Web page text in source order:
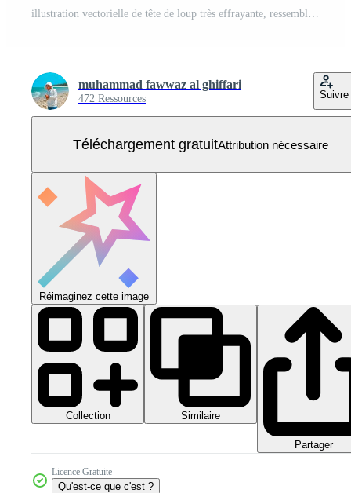
illustration vectorielle de tête de loup très effrayante, ressemble à un extraterrestre Vecteur Gratuit
muhammad fawwaz al ghiffari
472 Ressources Suivre
Téléchargement gratuitAttribution nécessaire
Réimaginez cette image
Collection Similaire
Partager
Licence Gratuite
Qu'est-ce que c'est ?